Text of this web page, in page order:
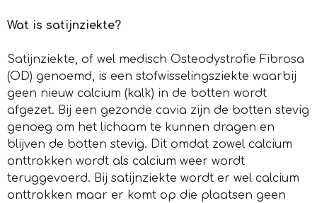
Wat is satijnziekte?
Satijnziekte, of wel medisch Osteodystrofie Fibrosa
(OD) genoemd, is een stofwisselingsziekte waarbij
geen nieuw calcium (kalk) in de botten wordt
afgezet. Bij een gezonde cavia zijn de botten stevig
genoeg om het lichaam te kunnen dragen en
blijven de botten stevig. Dit omdat zowel calcium
onttrokken wordt als calcium weer wordt
teruggevoerd. Bij satijnziekte wordt er wel calcium
onttrokken maar er komt op die plaatsen geen